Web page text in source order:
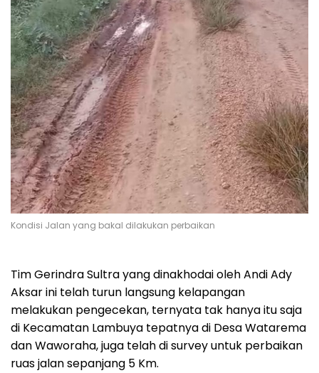
Kondisi Jalan yang bakal dilakukan perbaikan
Tim Gerindra Sultra yang dinakhodai oleh Andi Ady
Aksar ini telah turun langsung kelapangan
melakukan pengecekan, ternyata tak hanya itu saja
di Kecamatan Lambuya tepatnya di Desa Watarema
dan Waworaha, juga telah di survey untuk perbaikan
ruas jalan sepanjang 5 Km.